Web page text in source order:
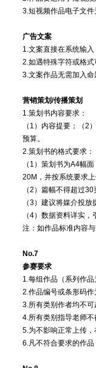
3.短视频作品电子文件
广告文案
1.文案直接在系统输入
2.如遇特殊字符或格
3.文案作品无需加入命
营销策划/传播策划
1.策划书内容要求：
（1）内容提要；（2
预算。
2.策划书的格式要求：
（1）策划书为A4幅
20M，并按系统要求上
（2）篇幅不得超过
（3）建议将媒介投
（4）数据资料详实
注：如作品标准内容
No.7
参赛要求
1.每组作品（系列作
2.作品编号或条形码
3.所有类别作者均不可
4.所有类别指导老师不
5.为不影响正常上传
6.凡不符合要求的作品